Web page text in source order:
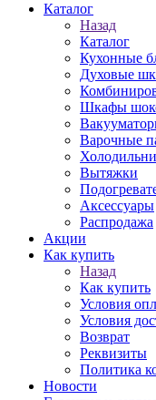
Каталог
Назад
Каталог
Кухонные
Духовые
Шкафы
Варочные
Вытяжки
Аксессуары
Распродажа
Акции
Как купить
Назад
Как купить
Условия
Условия
Возврат
Реквизиты
Политика
Новости